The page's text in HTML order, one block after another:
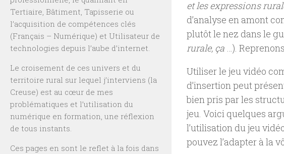
et les expressions
d’analyse en amont
plutôt le nez dans le
rurale, ça …).
Utiliser le jeu vidéo
d’insertion peut
bien pris par les
jeu. Voici quelques
l’utilisation du jeu
pouvez l’adapter à la
Tertiaire, Bâtiment, Tapisserie ou
l’acquisition de compétences clés
(Français – Numérique) et Utilisateur de
technologies depuis l’aube d’internet.
Le croisement de ces univers et du
territoire rural sur lequel j’interviens (la
Creuse) est au cœur de mes
problématiques et l’utilisation du
numérique en formation, une réflexion
de tous instants.
Ces pages en sont le reflet à la fois dans